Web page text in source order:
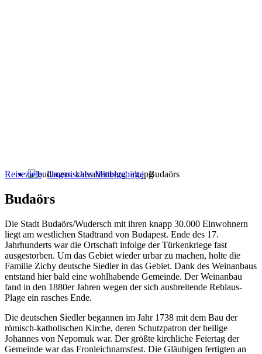
Reiseziele Ungarisches Mittelgebirge Budaörs
Budaörs
Die Stadt Budaörs/Wudersch mit ihren knapp 30.000 Einwohnern
liegt am westlichen Stadtrand von Budapest. Ende des 17.
Jahrhunderts war die Ortschaft infolge der Türkenkriege fast
ausgestorben. Um das Gebiet wieder urbar zu machen, holte die
Familie Zichy deutsche Siedler in das Gebiet. Dank des Weinanbaus
entstand hier bald eine wohlhabende Gemeinde. Der Weinanbau
fand in den 1880er Jahren wegen der sich ausbreitende Reblaus-
Plage ein rasches Ende.
Die deutschen Siedler begannen im Jahr 1738 mit dem Bau der
römisch-katholischen Kirche, deren Schutzpatron der heilige
Johannes von Nepomuk war. Der größte kirchliche Feiertag der
Gemeinde war das Fronleichnamsfest. Die Gläubigen fertigten an